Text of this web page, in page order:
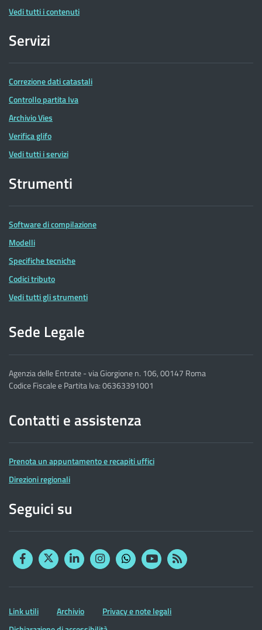
Vedi tutti i contenuti
Servizi
Correzione dati catastali
Controllo partita Iva
Archivio Vies
Verifica glifo
Vedi tutti i servizi
Strumenti
Software di compilazione
Modelli
Specifiche tecniche
Codici tributo
Vedi tutti gli strumenti
Sede Legale
Agenzia delle Entrate - via Giorgione n. 106, 00147 Roma
Codice Fiscale e Partita Iva: 06363391001
Contatti e assistenza
Prenota un appuntamento e recapiti uffici
Direzioni regionali
Seguici su
FacebookTwitterLinkedinInstagram
YouTubeRSS
Altre
informazioni
Link utili Archivio
Privacy e note legali